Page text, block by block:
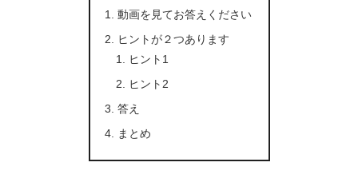
動画を見てお答えください
ヒントが２つあります
ヒント1
ヒント2
答え
まとめ